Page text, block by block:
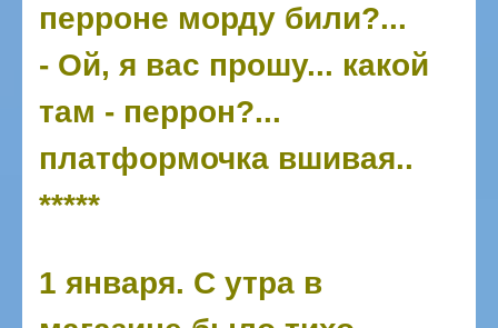
перроне морду били?...
- Ой, я вас прошу... какой
там - перрон?...
платформочка вшивая..
*****
1 января. С утра в